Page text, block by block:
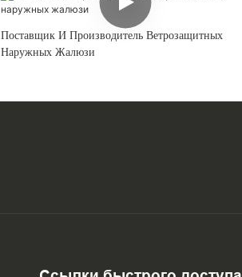
Поставщик И Производитель Ветрозащитных
Наружных Жалюзи